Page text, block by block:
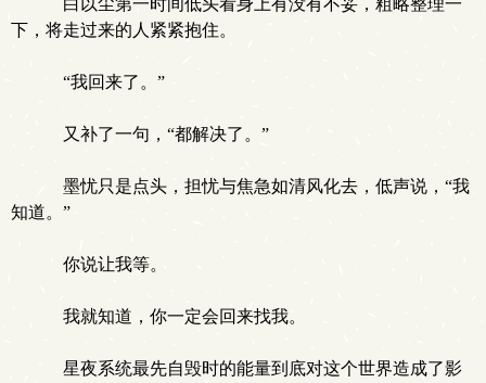
白以尘第一时间低头看身上有没有不妥，粗略整理一
下，将走过来的人紧紧抱住。
“我回来了。”
又补了一句，“都解决了。”
墨忧只是点头，担忧与焦急如清风化去，低声说，“我
知道。”
你说让我等。
我就知道，你一定会回来找我。
星夜系统最先自毁时的能量到底对这个世界造成了影